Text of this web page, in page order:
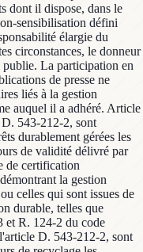
dont il dispose, dans le
sensibilisation défini
élargie du
circonstances, le donneur
La participation en
de presse ne
liés à la gestion
auquel il a adhéré. Article
543-212-2, sont
durablement gérées les
de validité délivré par
de certification
la gestion
celles qui sont issues de
durable, telles que
et R. 124-2 du code
D. 543-212-2, sont